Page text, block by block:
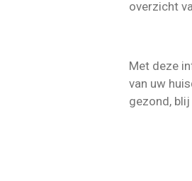
overzicht
Met deze
van uw
gezond,